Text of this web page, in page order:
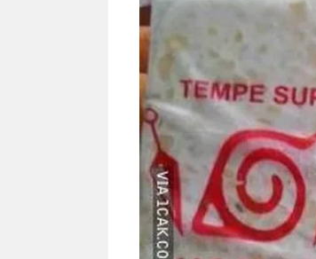
Bandung Hadirkan Pesta All
You Can Eat Mulai Rp